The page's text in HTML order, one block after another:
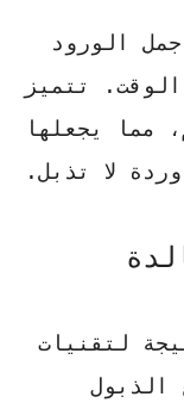
الورود
تتميز
مما يجعلها
لا تذبل.
لتقنيات
الذبول